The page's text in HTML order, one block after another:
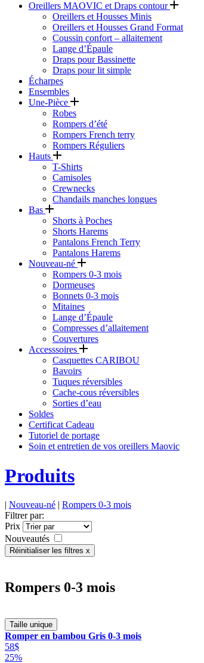
Oreillers MAOVIC et Draps contour
Oreillers et Housses Minis
Oreillers et Housses Grand Format
Coussin confort – allaitement
Lange d’Épaule
Draps pour Bassinette
Draps pour lit simple
Écharpes
Ensembles
Une-Pièce
Robes
Rompers d’été
Rompers French terry
Rompers Réguliers
Hauts
T-Shirts
Camisoles
Crewnecks
Chandails manches longues
Bas
Shorts à Poches
Shorts Harems
Pantalons French Terry
Pantalons Harems
Nouveau-né
Rompers 0-3 mois
Dormeuses
Bonnets 0-3 mois
Mitaines
Lange d’Épaule
Compresses d’allaitement
Couvertures
Accesssoires
Casquettes CARIBOU
Bavoirs
Tuques réversibles
Cache-cous réversibles
Sorties d’eau
Soldes
Certificat Cadeau
Tutoriel de portage
Soin et entretien de vos oreillers Maovic
Produits
| Nouveau-né | Rompers 0-3 mois
Filtrer par:
Prix
Nouveautés
Réinitialiser les filtres x
Rompers 0-3 mois
Taille unique
Romper en bambou Gris 0-3 mois
58$
25%